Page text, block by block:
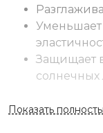
Уменьшает
Защищает
солнечных
Применение
Показать